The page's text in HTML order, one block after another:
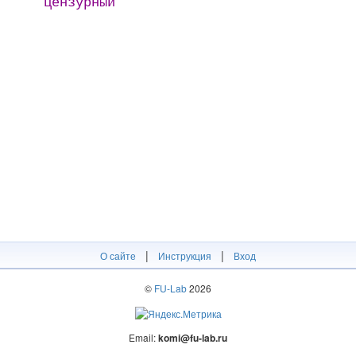
О сайте | Инструкция | Вход
© FU-Lab2026
Email:komi@fu-lab.ru